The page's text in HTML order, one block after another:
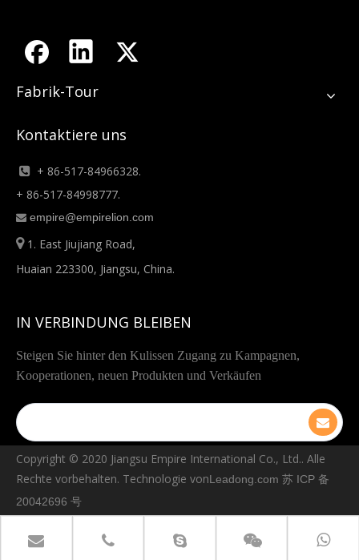
Fabrik-Tour
Kontaktiere uns

+ 86-517-84966328.
+ 86-517-84998777.
 empire@empirelion.com
 1. East Jiujiang Road,
Huaian 223300, Jiangsu, China.
IN VERBINDUNG BLEIBEN
Steigen Sie hinter den Kulissen Zugang zu Kampagnen,
Kooperationen, neuen Produkten und Verkäufen
Copyright © ️2020 Jiangsu Empire International Co., Ltd.. Alle
Rechte vorbehalten. Technologie vonLeadong.com 苏 ICP 备
20042696 号